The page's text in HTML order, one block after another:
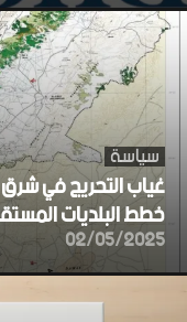
سياسة
غياب التحريج في
خطط البلديات
02/05/2025